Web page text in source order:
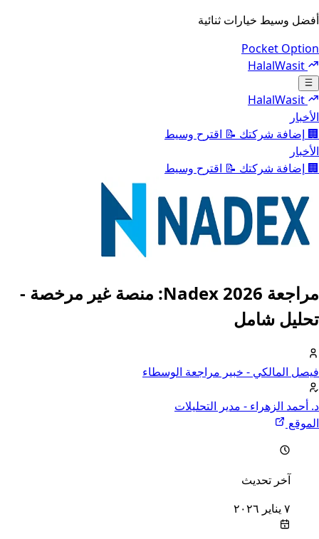
أفضل وسيط خيارات ثنائية
Pocket Option
HalalWasit
Toggle navigation menu
HalalWasit
الأخبار
🏢 إضافة شركتك 📝 اقترح وسيط
الأخبار
🏢 إضافة شركتك 📝 اقترح وسيط
مراجعة Nadex 2026: منصة غير مرخصة -
تحليل شامل
فيصل المالكي - خبير مراجعة الوسطاء
د. أحمد الزهراء - مدير التحليلات
الموقع
آخر تحديث
آخر تحديث
٧ يناير ٢٠٢٦
تاريخ الإنشاء